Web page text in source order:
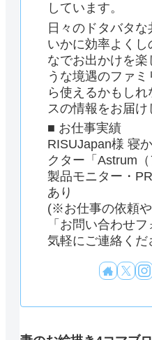
しています。
日々のドタバタ
いかに効率よく
なでお出かけを楽
うな境遇のファ
ら使えるかもし
スの情報をお届け
■ お仕事実績
RISUJapan様 寝
クター「Astrum（
製品モニター・
あり
(※お仕事の依頼
「お問い合わせ
気軽にご連絡くだ